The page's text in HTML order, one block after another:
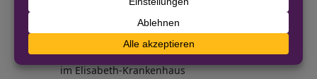
VORHERIGER BEITRAG
Zertifizierung für gynäkologische Onkologie
im Elisabeth-Krankenhaus